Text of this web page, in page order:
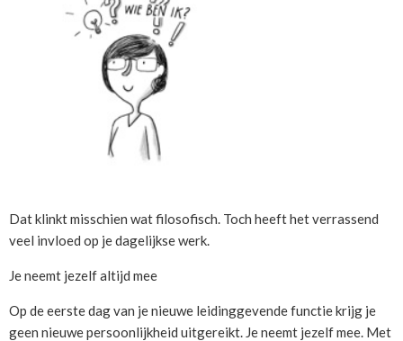
Dat klinkt misschien wat filosofisch. Toch heeft het verrassend
veel invloed op je dagelijkse werk.
Je neemt jezelf altijd mee
Op de eerste dag van je nieuwe leidinggevende functie krijg je
geen nieuwe persoonlijkheid uitgereikt. Je neemt jezelf mee. Met